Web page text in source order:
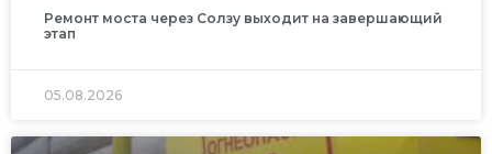
Ремонт моста через Солзу выходит на завершающий
этап
05.08.2026